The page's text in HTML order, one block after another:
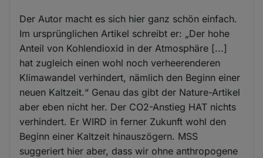
Der Autor macht es sich hier ganz schön einfach.
Im ursprünglichen Artikel schreibt er: „Der hohe
Anteil von Kohlendioxid in der Atmosphäre [...]
hat zugleich einen wohl noch verheerenderen
Klimawandel verhindert, nämlich den Beginn einer
neuen Kaltzeit.“ Genau das gibt der Nature-Artikel
aber eben nicht her. Der CO2-Anstieg HAT nichts
verhindert. Er WIRD in ferner Zukunft wohl den
Beginn einer Kaltzeit hinauszögern. MSS
suggeriert hier aber, dass wir ohne anthropogene